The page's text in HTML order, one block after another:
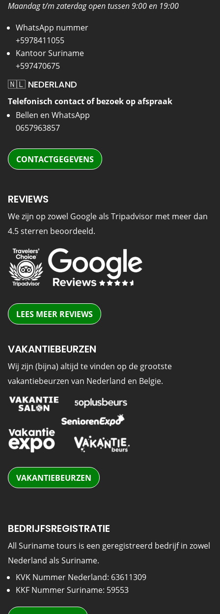
Maandag t/m zaterdag open tussen 9:00 en 19:00
WhatsApp nummer
+5978411055
Kantoor Suriname
+597470675
🇳🇱 NEDERLAND
Telefonisch contact of bezoek op afspraak
Bellen en WhatsApp
0657963857
CONTACTGEGEVENS
REVIEWS
We zijn op zowel Google als Tripadvisor met meer dan
4.5 sterren beoordeeld.
LEES MEER REVIEWS
VAKANTIEBEURZEN
Wij zijn (bijna) altijd te vinden op de grootste
vakantiebeurzen van Nederland en Belgie.
VAKANTIEBEURZEN
BEDRIJFSREGISTRATIE
All Suriname tours is een geregistreerd bedrijf in zowel
Nederland als Suriname.
KVK Nummer Nederland: 63611309
KKF Nummer Suriname: 59553